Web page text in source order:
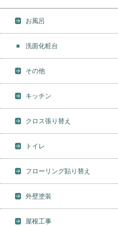
お風呂
洗面化粧台
その他
キッチン
クロス張り替え
トイレ
フローリング貼り替え
外壁塗装
屋根工事